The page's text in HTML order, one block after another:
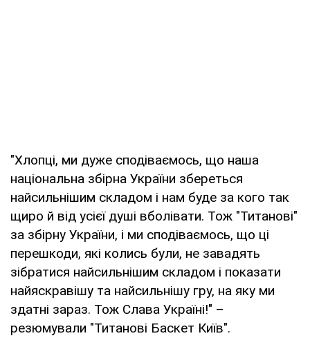
"Хлопці, ми дуже сподіваємось, що наша
національна збірна України збереться
найсильнішим складом і нам буде за кого так
щиро й від усієї душі вболівати. Тож "Титанові"
за збірну України, і ми сподіваємось, що ці
перешкоди, які колись були, не завадять
зібратися найсильнішим складом і показати
найяскравішу та найсильнішу гру, на яку ми
здатні зараз. Тож Слава Україні!" –
резюмували "Титанові Баскет Київ".